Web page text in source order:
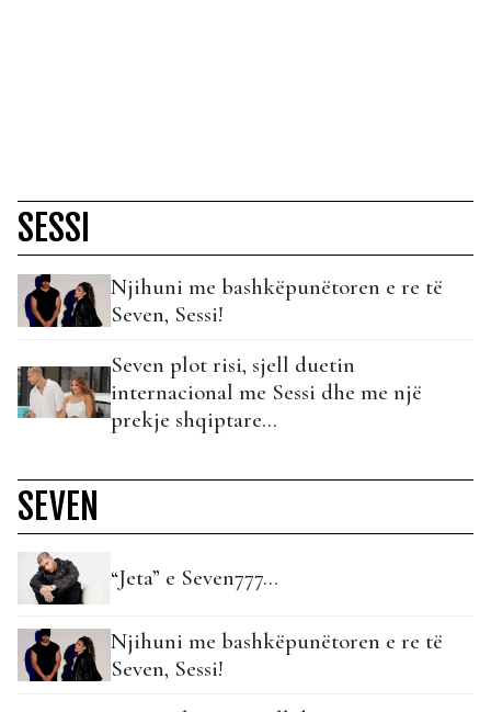
SESSI
Njihuni me bashkëpunëtoren e re të
Seven, Sessi!
Seven plot risi, sjell duetin
internacional me Sessi dhe me një
prekje shqiptare…
SEVEN
“Jeta” e Seven777…
Njihuni me bashkëpunëtoren e re të
Seven, Sessi!